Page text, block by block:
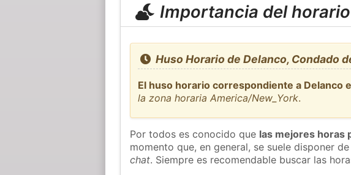
Importancia del
Huso Horario de Delanco, Condado
El huso horario correspondiente a Delanco
la zona horaria America/New_York.
Por todos es conocido que las mejores horas
momento que, en general, se suele disponer
chat. Siempre es recomendable buscar las